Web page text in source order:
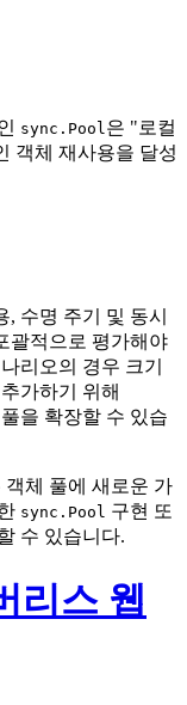
sync.Pool 은 "로컬
객체 재사용을 달성
수명 주기 및 동시
괄적으로 평가해야
리오의 경우 크기
가하기 위해
을 확장할 수 있습
객체 풀에 새로운 가
sync.Pool 구현 또
수 있습니다.
리스 웹